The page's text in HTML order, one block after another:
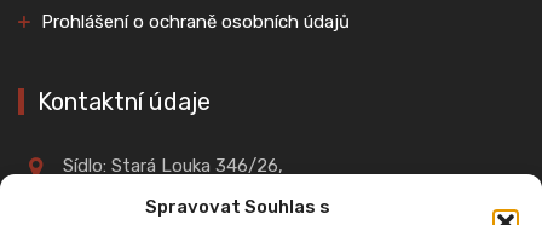
Spravovat Souhlas s
Prohlášení o ochraně osobních údajů
Kontaktní údaje
Sídlo: Stará Louka 346/26,
360 01, Karlovy Vary